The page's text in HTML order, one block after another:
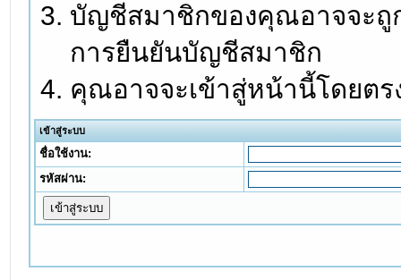
บัญชีสมาชิกของคุณอาจจะถู
การยืนยันบัญชีสมาชิก
คุณอาจจะเข้าสู่หน้านี้โดยต
เข้าสู่ระบบ
ชื่อใช้งาน:
รหัสผ่าน: